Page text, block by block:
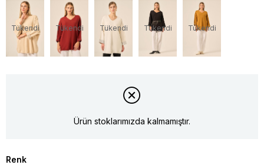
Tükendi Tükendi Tükendi Tükendi Tükendi
Ürün stoklarımızda kalmamıştır.
Renk